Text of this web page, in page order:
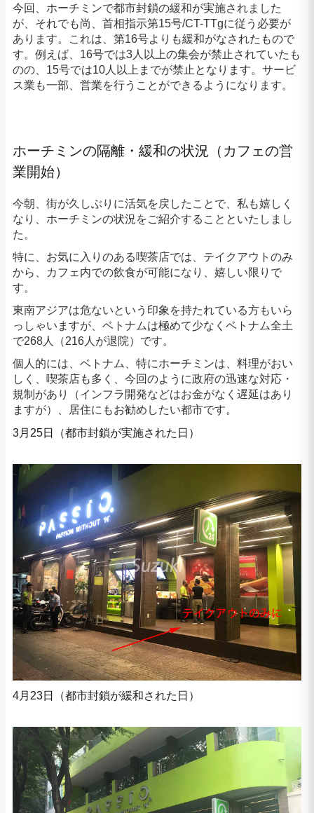
今回、ホーチミンで都市封鎖の緩和が実施されました
が、それでも尚、首相指示第15号/CT-TTgに従う必要が
あります。これは、第16号よりも緩和がなされたもので
す。例えば、16号では3人以上の集会が禁止されていたも
のの、15号では10人以上までが禁止となります。サービ
ス業も一部、営業を行うことができるようになります。
ホーチミンの隔離・緩和の状況（カフェの営
業開始）
今朝、街が久しぶりに活気を戻したことで、私も嬉しく
なり、ホーチミンの状況をご紹介することといたしまし
た。
特に、お気に入りのある喫茶店では、テイクアウトのみ
から、カフェ内での飲食が可能になり、嬉しい限りで
す。
東南アジアは危ないという印象を持たれている方もいら
っしゃいますが、ベトナムは極めて少なくベトナム全土
で268人（216人が退院）です。
個人的には、ベトナム、特にホーチミンは、料理がおい
しく、喫茶店も多く、今回のように政府の迅速な対応・
規制があり（インフラ開発などはお金がなく遅延はあり
ますが）、居住にもお勧めしたい都市です。
3月25日（都市封鎖が実施された日）
4月23日（都市封鎖が緩和された日）